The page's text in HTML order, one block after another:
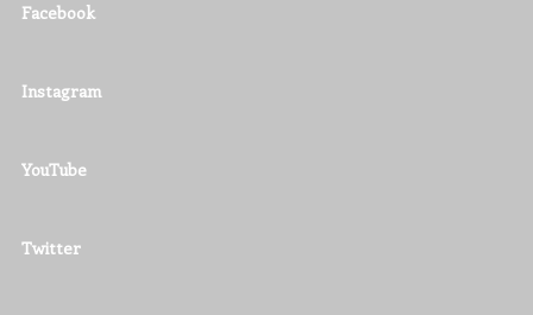
Facebook
Instagram
YouTube
Twitter